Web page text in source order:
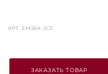
АРТ. ЕМ264-3СЕ
ЗАКАЗАТЬ ТОВАР